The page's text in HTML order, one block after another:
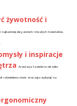
żywotność i
najbardziej eleganckich i trwałych materiałów,
i inspiracje
Aranżacja łazienki to nie tylko
i oświetlenia może znacząco wpłynąć na